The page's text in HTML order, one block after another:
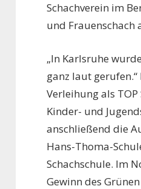
Schachverein im
und Frauenschach
„In Karlsruhe
ganz laut gerufen.“
Verleihung als TOP
Kinder- und
anschließend die
Hans-Thoma-
Schachschule. Im
Gewinn des